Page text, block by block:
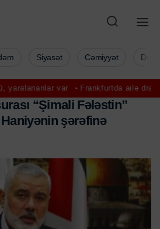
Frankfurtda ailə dramı: uşaqlar
Siyasət Cəmiyyət
urası “Şimali Fələstin”
Haniyənin şərəfinə